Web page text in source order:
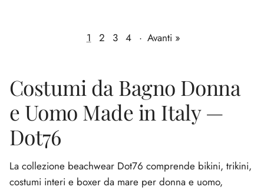
1 2 3 4 · Avanti »
Costumi da Bagno Donna
e Uomo Made in Italy —
Dot76
La collezione beachwear Dot76 comprende bikini, trikini,
costumi interi e boxer da mare per donna e uomo,